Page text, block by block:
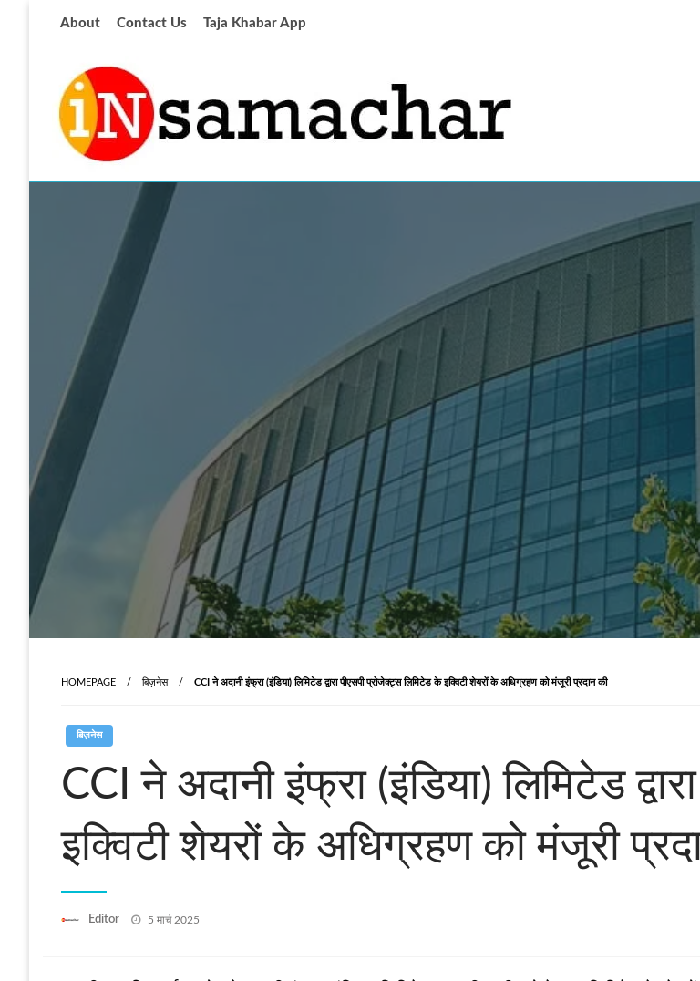
About Contact Us Taja Khabar App
insamachar
आज की ताजा खबर
HOMEPAGE बिज़नेस CCI ने अदानी इंफ्रा (इंडिया) लिमिटेड द्वारा पीएसपी प्रोजेक्ट्स लिमिटेड के इक्विटी शेयरों के अधिग्रहण को मंजूरी प्रदान की
बिज़नेस
CCI ने अदानी इंफ्रा (इंडिया) लिमिटेड
इक्विटी शेयरों के अधिग्रहण को मंजूरी
Editor
Posted
5 मार्च 2025